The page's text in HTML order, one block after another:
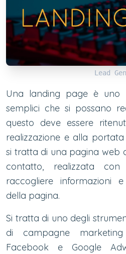
Lead
Una landing page è uno
semplici che si possano
questo deve essere
realizzazione e alla
si tratta di una pagina web
contatto, realizzata
raccogliere informazioni
della pagina.
Si tratta di uno degli
di campagne
Facebook e Google